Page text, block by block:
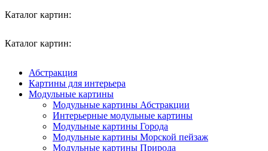
Каталог картин:
Каталог картин:
Абстракция
Картины для интерьера
Модульные картины
Модульные картины Абстракции
Интерьерные модульные картины
Модульные картины Города
Модульные картины Морской пейзаж
Модульные картины Природа